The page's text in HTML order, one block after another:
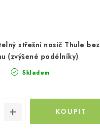
střešní nosič Thule bez
(zvýšené podélníky)
Skladem